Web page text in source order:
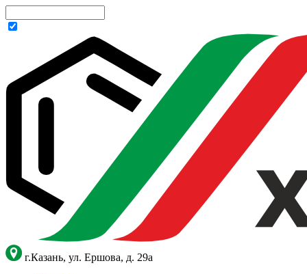
г.Казань, ул. Ершова, д. 29а